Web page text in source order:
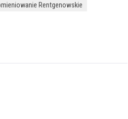
Rentgenowskie